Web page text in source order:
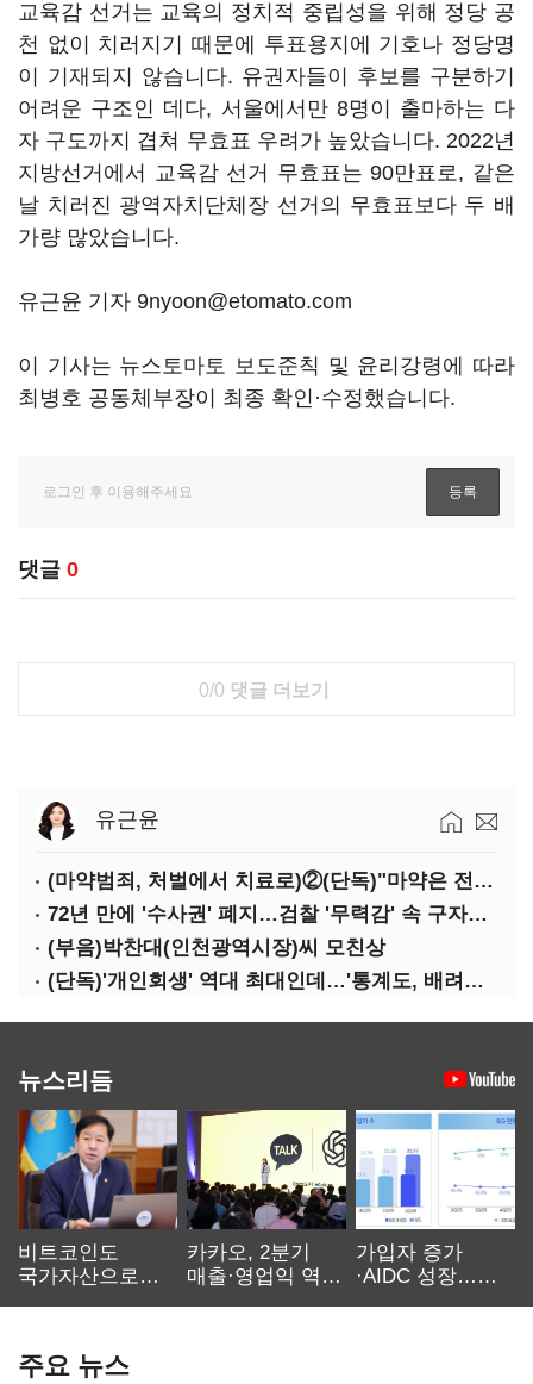
교육감 선거는 교육의 정치적 중립성을 위해 정당 공
천 없이 치러지기 때문에 투표용지에 기호나 정당명
이 기재되지 않습니다. 유권자들이 후보를 구분하기
어려운 구조인 데다, 서울에서만 8명이 출마하는 다
자 구도까지 겹쳐 무효표 우려가 높았습니다. 2022년
지방선거에서 교육감 선거 무효표는 90만표로, 같은
날 치러진 광역자치단체장 선거의 무효표보다 두 배
가량 많았습니다.
유근윤 기자 9nyoon@etomato.com
이 기사는 뉴스토마토 보도준칙 및 윤리강령에 따라
최병호 공동체부장이 최종 확인·수정했습니다.
댓글 0
0/0 댓글 더보기
유근윤
(마약범죄, 처벌에서 치료로)②(단독)"마약은 전염병…여성 맞춤형 재활과정 개발 중"
72년 만에 '수사권' 폐지…검찰 '무력감' 속 구자현 사의
(부음)박찬대(인천광역시장)씨 모친상
(단독)'개인회생' 역대 최대인데…'통계도, 배려도' 없는 사법부
뉴스리듬
비트코인도
국가자산으로…'
카카오, 2분기
매출·영업익 역대
가입자 증가
·AIDC 성장…
주요 뉴스